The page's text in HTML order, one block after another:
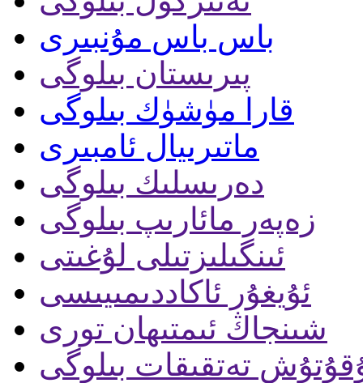
باس باس مۇنبىرى
پىرىستان بىلوگى
قارا مۈشۈك بىلوگى
ماتىرىيال ئامبىرى
دەرىسلىك بىلوگى
زەپەر مائارىپ بىلوگى
ئىنگىلىزتىلى لۇغىتى
ئۇيغۇر ئاكاددىمىيىسى
شىنجاڭ ئىمتىھان تورى
تەتقىقات بىلوگى